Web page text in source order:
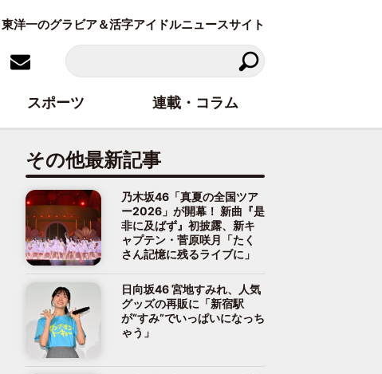
洋一のグラビア＆活字アイドルニュースサイト
その他最新記事
乃木坂46「真夏の全国ツア
ー2026」が開幕！ 新曲『是
非に及ばず』初披露、新キ
ャプテン・菅原咲月「たく
さん記憶に残るライブに」
日向坂46 宮地すみれ、人気
グッズの再販に「新宿駅
が“すみ”でいっぱいになっち
ゃう」
スポーツ 連載・コラム